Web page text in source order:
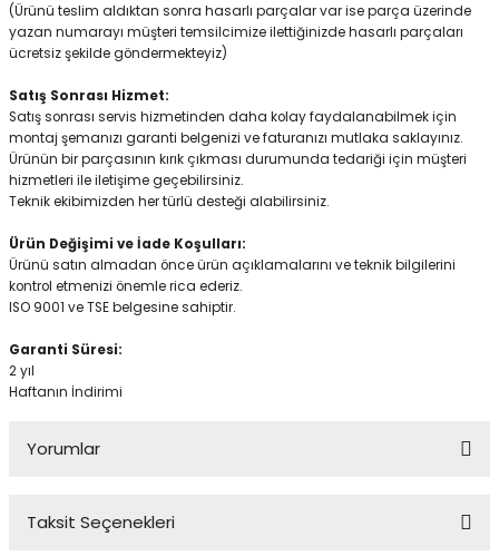
(Ürünü teslim aldıktan sonra hasarlı parçalar var ise parça üzerinde
yazan numarayı müşteri temsilcimize ilettiğinizde hasarlı parçaları
ücretsiz şekilde göndermekteyiz)
Satış Sonrası Hizmet:
Satış sonrası servis hizmetinden daha kolay faydalanabilmek için
montaj şemanızı garanti belgenizi ve faturanızı mutlaka saklayınız.
Ürünün bir parçasının kırık çıkması durumunda tedariği için müşteri
hizmetleri ile iletişime geçebilirsiniz.
Teknik ekibimizden her türlü desteği alabilirsiniz.
Ürün Değişimi ve İade Koşulları:
Ürünü satın almadan önce ürün açıklamalarını ve teknik bilgilerini
kontrol etmenizi önemle rica ederiz.
ISO 9001 ve TSE belgesine sahiptir.
Garanti Süresi:
2 yıl
Haftanın İndirimi
Yorumlar
Taksit Seçenekleri